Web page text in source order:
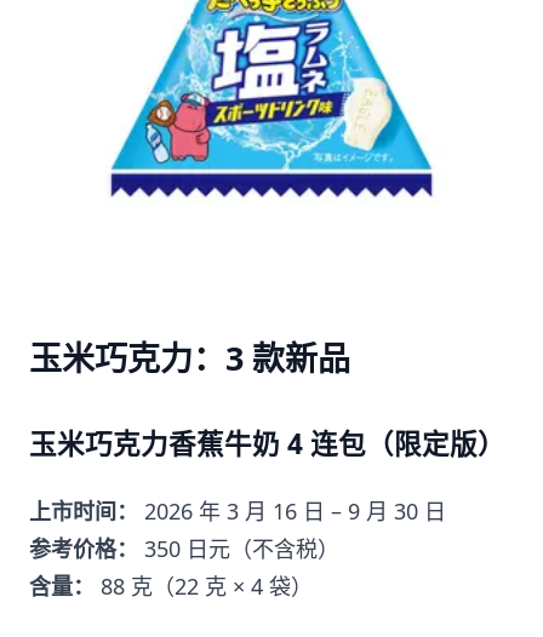
玉米巧克力：3 款新品
玉米巧克力香蕉牛奶 4 连包（限定版）
上市时间：
2026 年 3 月 16 日 – 9 月 30 日
参考价格：
350 日元（不含税）
含量：
88 克（22 克 × 4 袋）